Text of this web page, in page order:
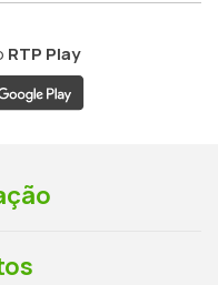
RTP Play